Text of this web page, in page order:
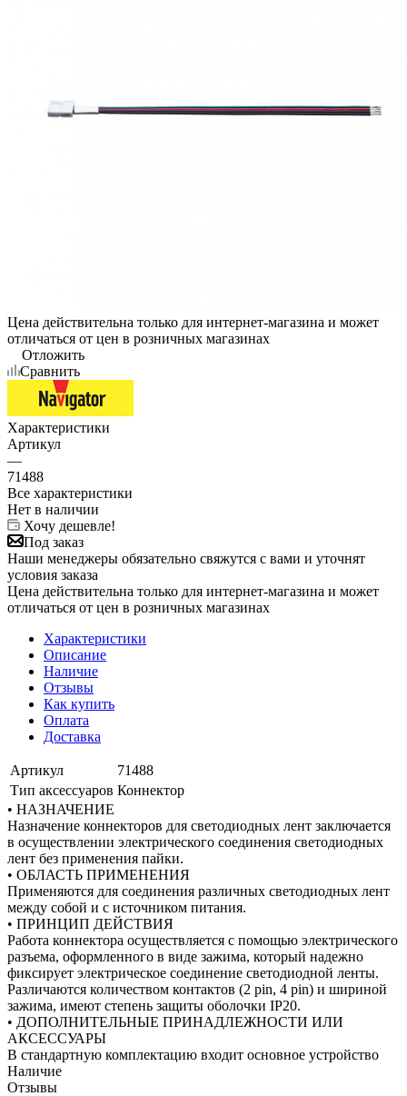
Цена действительна только для интернет-магазина и может
отличаться от цен в розничных магазинах
Отложить
Сравнить
Характеристики
Артикул
—
71488
Все характеристики
Нет в наличии
Хочу дешевле!
Под заказ
Наши менеджеры обязательно свяжутся с вами и уточнят
условия заказа
Цена действительна только для интернет-магазина и может
отличаться от цен в розничных магазинах
Характеристики
Описание
Наличие
Отзывы
Как купить
Оплата
Доставка
Артикул
71488
Тип аксессуаров Коннектор
• НАЗНАЧЕНИЕ
Назначение коннекторов для светодиодных лент заключается
в осуществлении электрического соединения светодиодных
лент без применения пайки.
• ОБЛАСТЬ ПРИМЕНЕНИЯ
Применяются для соединения различных светодиодных лент
между собой и с источником питания.
• ПРИНЦИП ДЕЙСТВИЯ
Работа коннектора осуществляется с помощью электрического
разъема, оформленного в виде зажима, который надежно
фиксирует электрическое соединение светодиодной ленты.
Различаются количеством контактов (2 pin, 4 pin) и шириной
зажима, имеют степень защиты оболочки IP20.
• ДОПОЛНИТЕЛЬНЫЕ ПРИНАДЛЕЖНОСТИ ИЛИ
АКСЕССУАРЫ
В стандартную комплектацию входит основное устройство
Наличие
Отзывы